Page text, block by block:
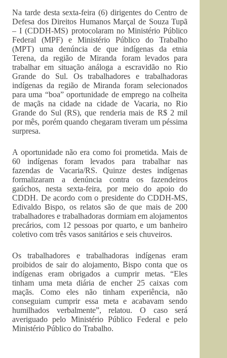
Na tarde desta sexta-feira (6) dirigentes do Centro de
Defesa dos Direitos Humanos Marçal de Souza Tupã
– I (CDDH-MS) protocolaram no Ministério Público
Federal (MPF) e Ministério Público do Trabalho
(MPT) uma denúncia de que indígenas da etnia
Terena, da região de Miranda foram levados para
trabalhar em situação análoga a escravidão no Rio
Grande do Sul. Os trabalhadores e trabalhadoras
indígenas da região de Miranda foram selecionados
para uma “boa” oportunidade de emprego na colheita
de maçãs na cidade na cidade de Vacaria, no Rio
Grande do Sul (RS), que renderia mais de R$ 2 mil
por mês, porém quando chegaram tiveram um péssima
surpresa.
A oportunidade não era como foi prometida. Mais de
60 indígenas foram levados para trabalhar nas
fazendas de Vacaria/RS. Quinze destes indígenas
formalizaram a denúncia contra os fazendeiros
gaúchos, nesta sexta-feira, por meio do apoio do
CDDH. De acordo com o presidente do CDDH-MS,
Edivaldo Bispo, os relatos são de que mais de 200
trabalhadores e trabalhadoras dormiam em alojamentos
precários, com 12 pessoas por quarto, e um banheiro
coletivo com três vasos sanitários e seis chuveiros.
Os trabalhadores e trabalhadoras indígenas eram
proibidos de sair do alojamento, Bispo conta que os
indígenas eram obrigados a cumprir metas. “Eles
tinham uma meta diária de encher 25 caixas com
maçãs. Como eles não tinham experiência, não
conseguiam cumprir essa meta e acabavam sendo
humilhados verbalmente”, relatou. O caso será
averiguado pelo Ministério Público Federal e pelo
Ministério Público do Trabalho.